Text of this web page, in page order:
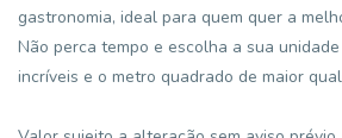
gastronomia, ideal para quem quer a
Não perca tempo e escolha a sua
incríveis e o metro quadrado de maior